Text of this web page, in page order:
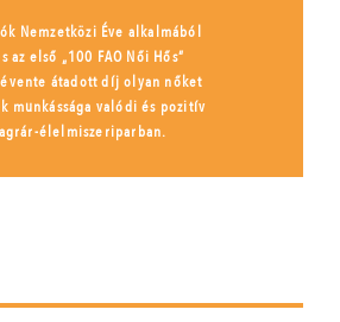
Nemzetközi Éve alkalmából
első „100 FAO Női Hős”
átadott díj olyan nőket
munkássága valódi és pozitív
élelmiszeriparban.